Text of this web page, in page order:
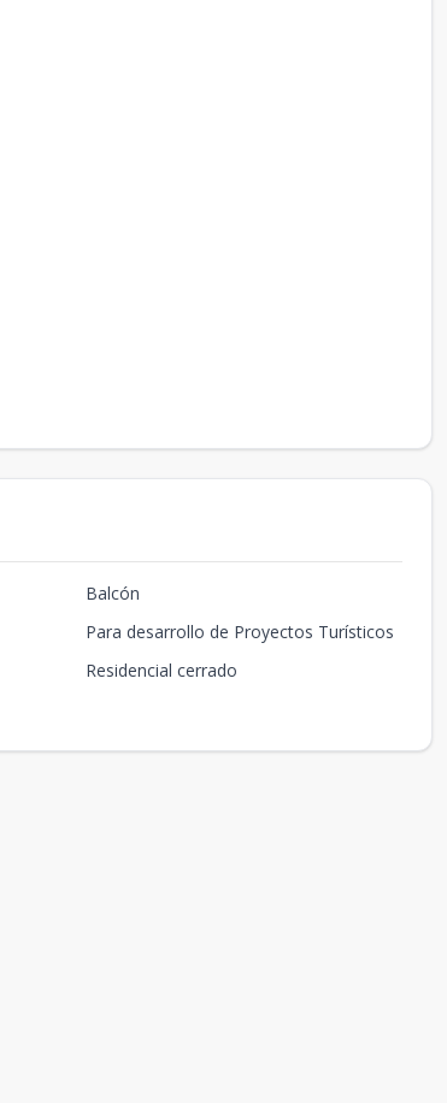
Balcón
Para desarrollo de Proyectos Turísticos
Residencial cerrado